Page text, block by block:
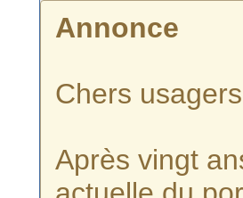
Annonce
Chers
Après vingt